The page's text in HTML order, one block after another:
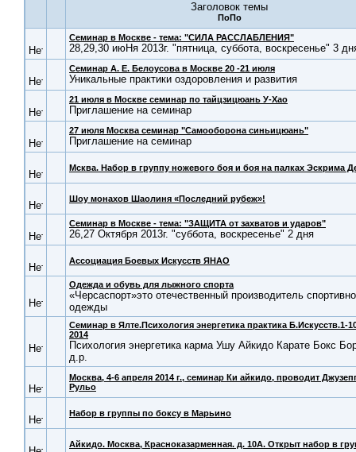
Заголовок темы
Семинар в Москве - тема: "СИЛА РАССЛАБЛЕНИЯ"
28,29,30 июНя 2013г. "пятница, суббота, воскресенье" 3
Семинар А. Е. Белоусова в Москве 20 -21 июля
Уникальные практики оздоровления и развития
21 июля в Москве семинар по тайцзицюань У-Хао
Приглашение на семинар
27 июля Москва семинар "Самооборона синьицюань"
Приглашение на семинар
Мсква. Набор в группу ножевого боя и боя на палках Эскрима
Шоу монахов Шаолиня «Последний рубеж»!
Семинар в Москве - тема: "ЗАЩИТА от захватов и ударов"
26,27 Октября 2013г. "суббота, воскресенье" 2 дня
Ассоциация Боевых Искусств ЯНАО
Одежда и обувь для лыжного спорта
«Черсаспорт»это отечественный производитель
одежды
Семинар в Ялте.Психология энергетика практика Б.Искусств.1-
2014
Психология энергетика карма Ушу Айкидо Карате Бокс
д.р.
Москва, 4-6 апреля 2014 г., семинар Ки айкидо, проводит
Рульо
Набор в группы по боксу в Марьино
Айкидо. Москва, Красноказарменная. д. 10А. Открыт набор в